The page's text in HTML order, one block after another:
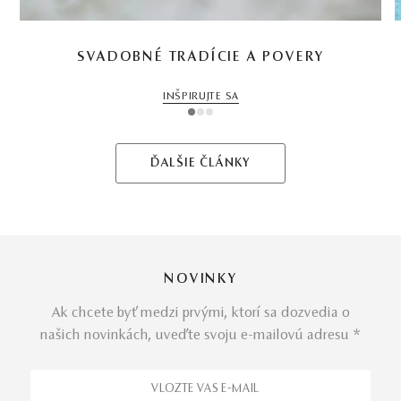
SVADOBNÉ TRADÍCIE A POVERY
INŠPIRUJTE SA
1 2 3
ĎALŠIE ČLÁNKY
NOVINKY
Ak chcete byť medzi prvými, ktorí sa dozvedia o
našich novinkách, uveďte svoju e-mailovú adresu *